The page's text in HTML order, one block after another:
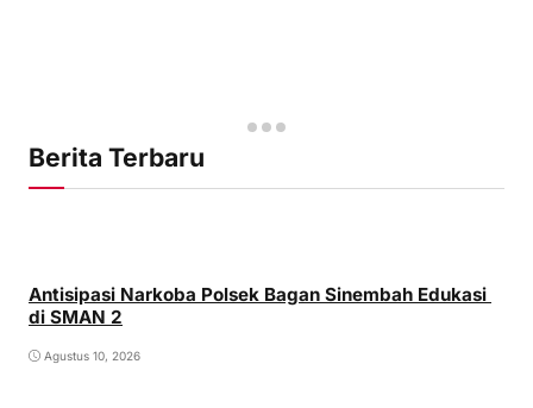
Berita Terbaru
Antisipasi Narkoba Polsek Bagan Sinembah Edukasi
di SMAN 2
Agustus 10, 2026